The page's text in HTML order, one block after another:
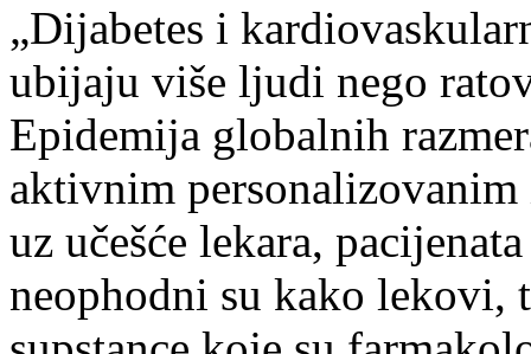
„Dijabetes i
ubijaju više ljudi nego
Epidemija globalnih
aktivnim
uz učešće lekara,
neophodni su kako lekovi,